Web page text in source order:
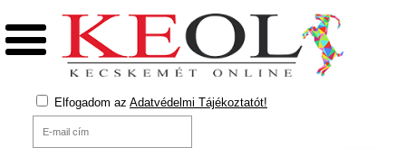
Elfogadom az Adatvédelmi Tájékoztatót!